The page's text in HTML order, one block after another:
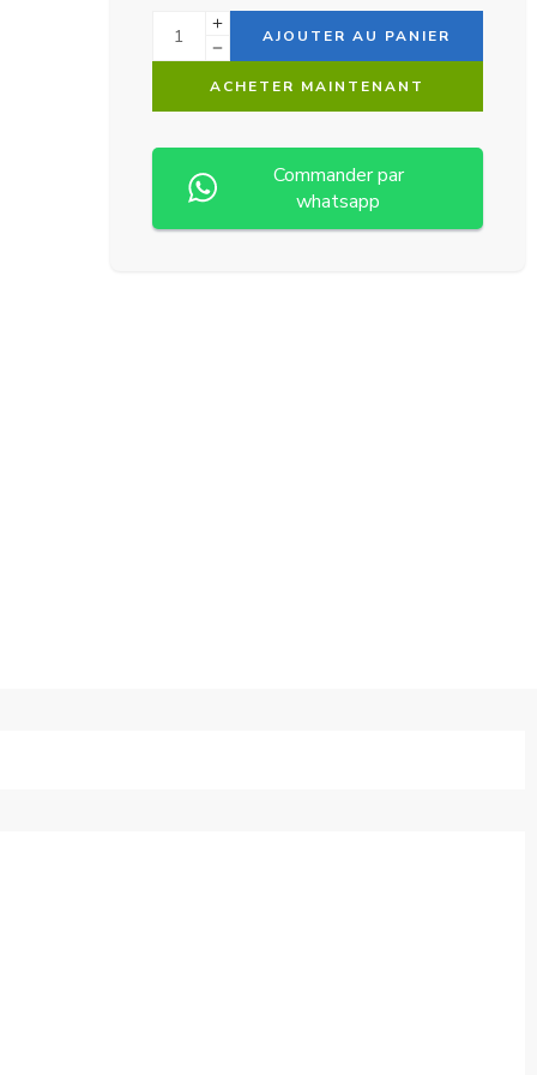
AJOUTER AU PANIER
ACHETER MAINTENANT
Alternative:
Commander par
whatsapp